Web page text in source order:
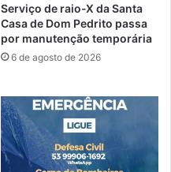
Serviço de raio-X da Santa
Casa de Dom Pedrito passa
por manutenção temporária
6 de agosto de 2026